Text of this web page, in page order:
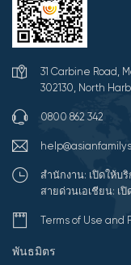
31 Carbine Road,
302130, North
0800 862 342
สำนักงาน: เปิดให้บ
สายด่วนเอเชียน: เ
Terms of Use and
พันธมิตร